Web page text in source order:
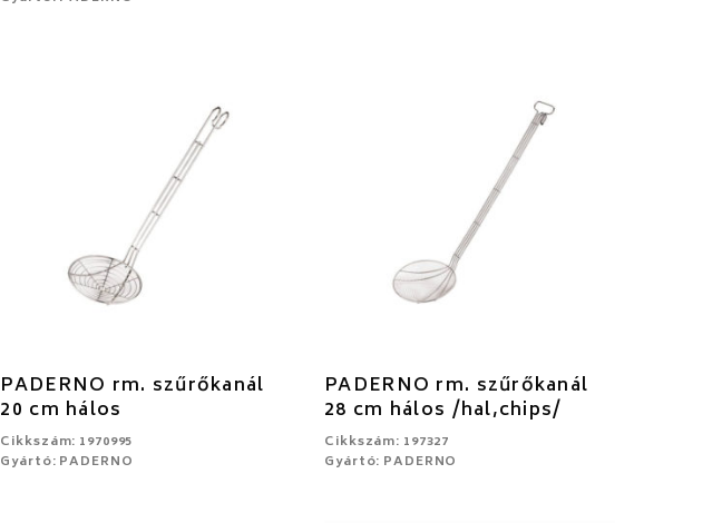
PADERNO rm. szűrőkanál
20 cm hálos
Cikkszám: 1970995
Gyártó: PADERNO
PADERNO rm. szűrőkanál
28 cm hálos /hal,chips/
Cikkszám: 197327
Gyártó: PADERNO